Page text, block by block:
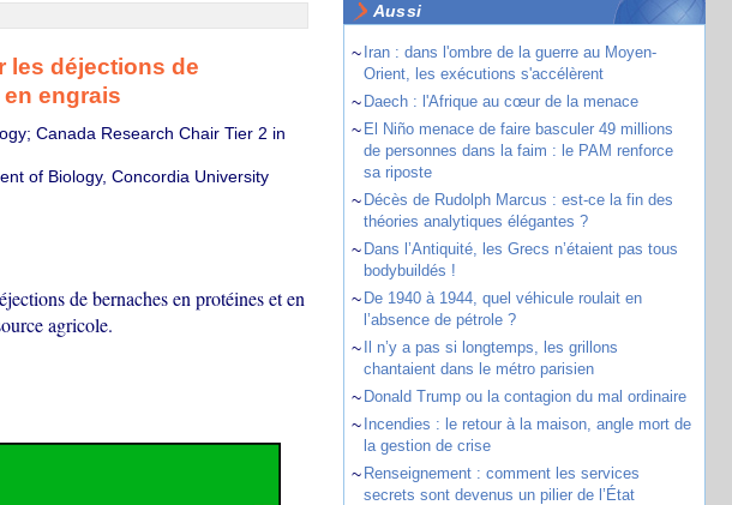
les déjections de
engrais
Canada Research Chair Tier 2 in
of Biology, Concordia University
de bernaches en protéines et en
agricole.
Aussi
~ Iran : dans l'ombre de la guerre au Moyen-
Orient, les exécutions s'accélèrent
~ Daech : l'Afrique au cœur de la menace
~ El Niño menace de faire basculer 49 millions
de personnes dans la faim : le PAM renforce
sa riposte
~ Décès de Rudolph Marcus : est-ce la fin des
théories analytiques élégantes ?
~ Dans l’Antiquité, les Grecs n’étaient pas tous
bodybuildés !
~ De 1940 à 1944, quel véhicule roulait en
l’absence de pétrole ?
~
Il n’y a pas si longtemps, les grillons
chantaient dans le métro parisien
~ Donald Trump ou la contagion du mal ordinaire
~ Incendies : le retour à la maison, angle mort de
la gestion de crise
~ Renseignement : comment les services
secrets sont devenus un pilier de l’État